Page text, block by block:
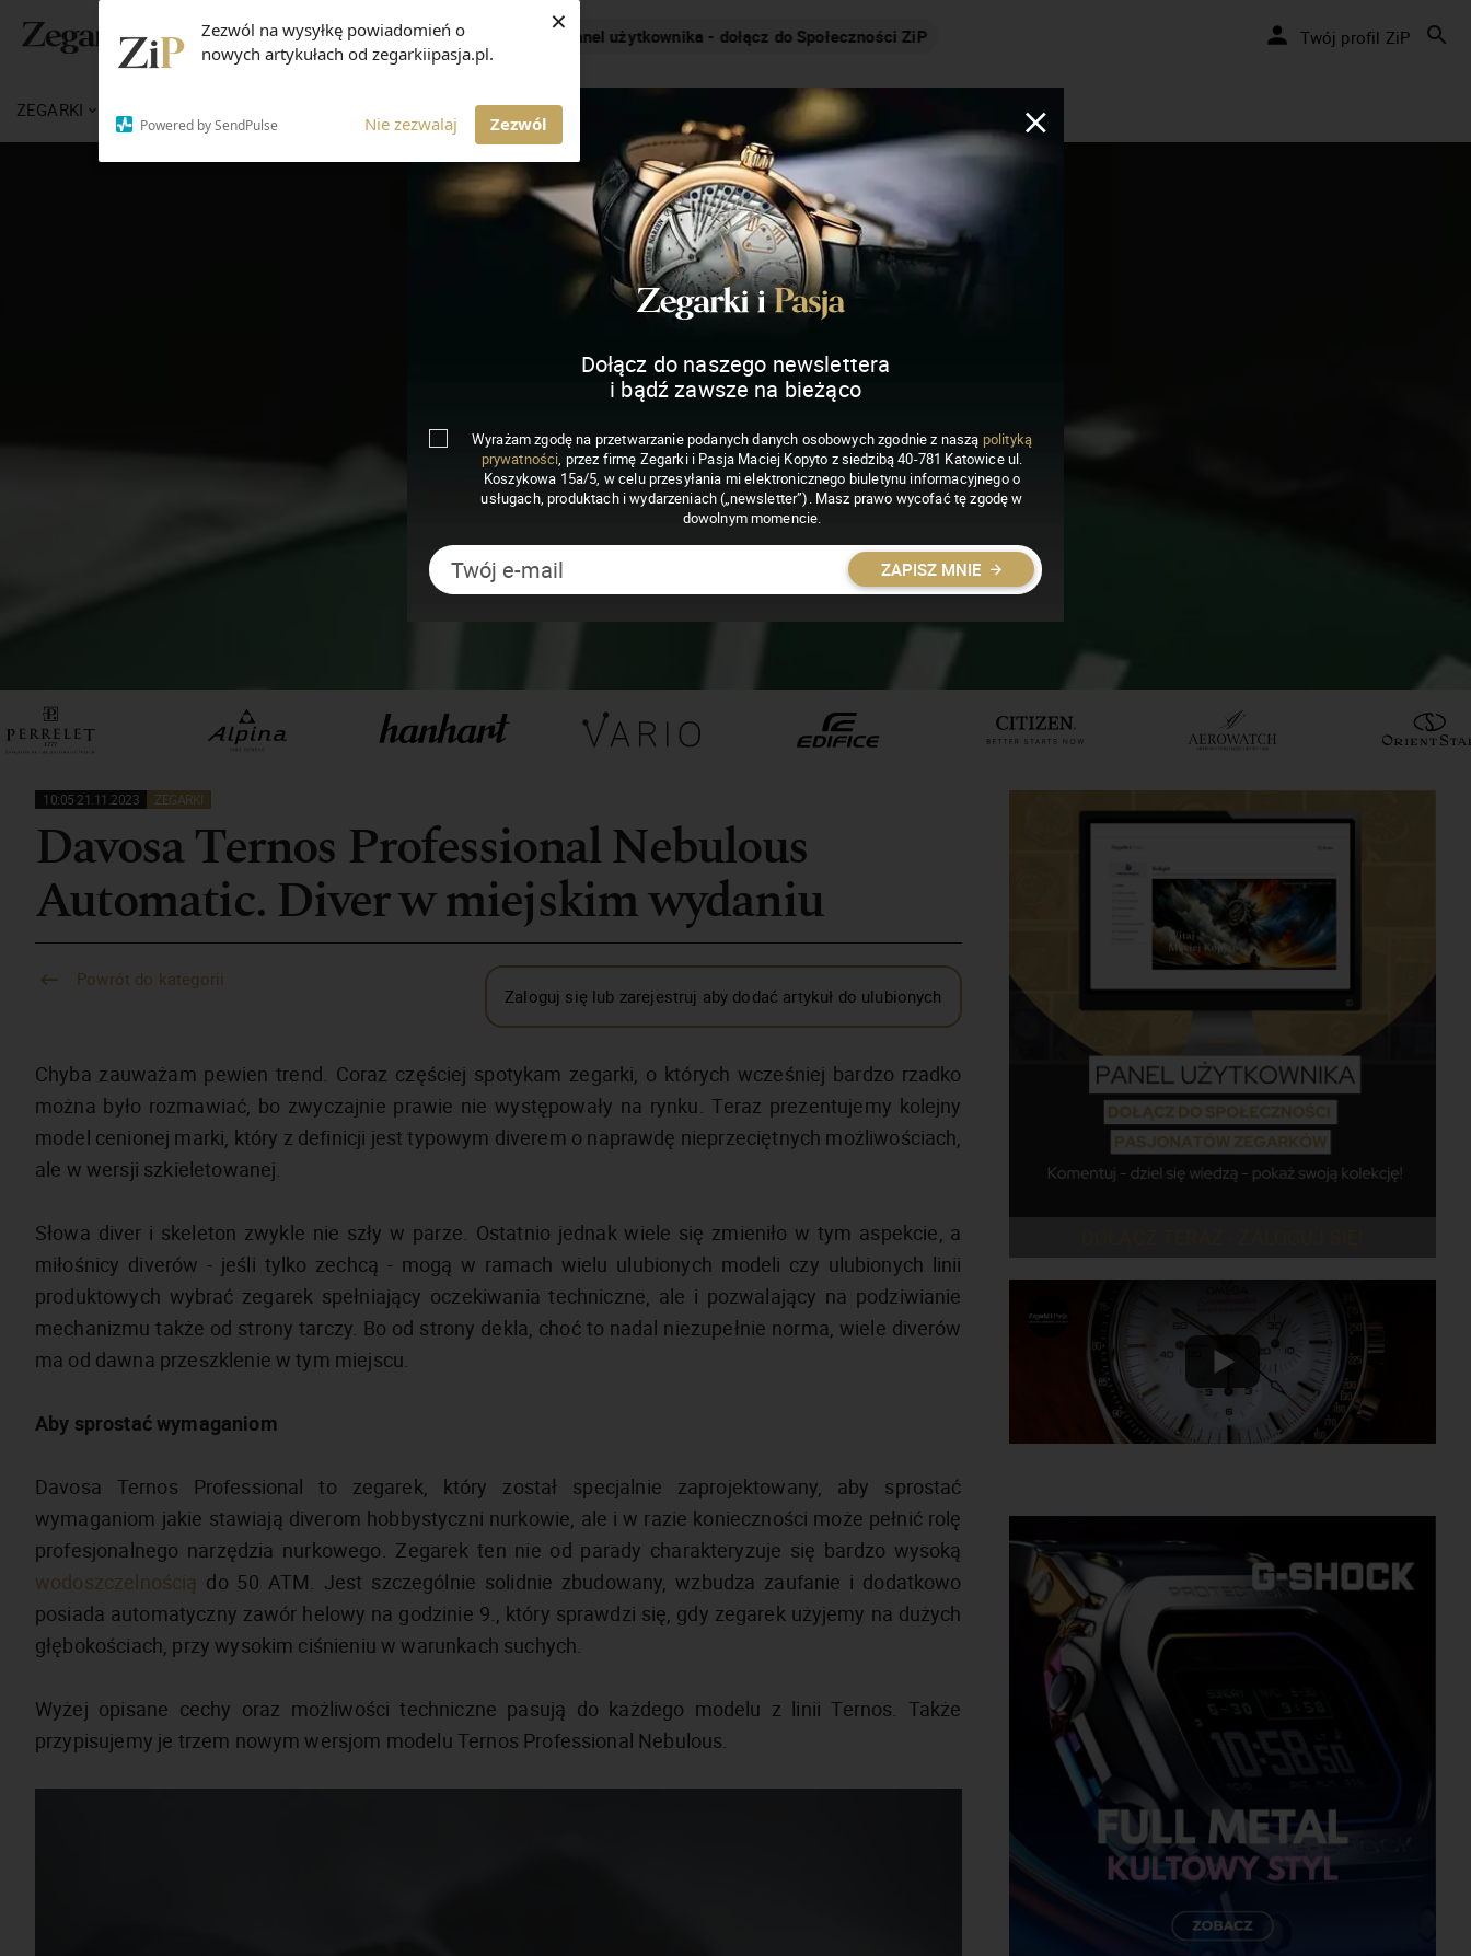
Zezwól na wysyłkę powiadomień o
nowych artykułach od zegarkiipasja.pl.
Powered by SendPulse Nie zezwalaj Zezwól
× Nakręcamy pozytywnie... cały czas! Twój profil ZiP
ZEGARKI MAGAZYN ZEGARKI I PASJA
10:05 21.11.2023 ZEGARKI
Davosa Ternos Professional Nebulous
Automatic. Diver w miejskim wydaniu
Powrót do kategorii
Zaloguj się lub zarejestruj aby dodać artykuł do ulubionych
Chyba zauważam pewien trend. Coraz częściej spotykam zegarki, o których wcześniej bardzo rzadko
można było rozmawiać, bo zwyczajnie prawie nie występowały na rynku. Teraz prezentujemy kolejny
model cenionej marki, który z definicji jest typowym diverem o naprawdę nieprzeciętnych możliwościach,
ale w wersji szkieletowanej.
Słowa diver i skeleton zwykle nie szły w parze. Ostatnio jednak wiele się zmieniło w tym aspekcie, a
miłośnicy diverów - jeśli tylko zechcą - mogą w ramach wielu ulubionych modeli czy ulubionych linii
produktowych wybrać zegarek spełniający oczekiwania techniczne, ale i pozwalający na podziwianie
mechanizmu także od strony tarczy. Bo od strony dekla, choć to nadal niezupełnie norma, wiele diverów
ma od dawna przeszklenie w tym miejscu.
Aby sprostać wymaganiom
Davosa Ternos Professional to zegarek, który został specjalnie zaprojektowany, aby sprostać
wymaganiom jakie stawiają diverom hobbystyczni nurkowie, ale i w razie konieczności może pełnić rolę
profesjonalnego narzędzia nurkowego. Zegarek ten nie od parady charakteryzuje się bardzo wysoką
wodoszczelnością do 50 ATM. Jest szczególnie solidnie zbudowany, wzbudza zaufanie i dodatkowo
posiada automatyczny zawór helowy na godzinie 9., który sprawdzi się, gdy zegarek użyjemy na dużych
głębokościach, przy wysokim ciśnieniu w warunkach suchych.
Wyżej opisane cechy oraz możliwości techniczne pasują do każdego modelu z linii Ternos. Także
przypisujemy je trzem nowym wersjom modelu Ternos Professional Nebulous.
Dołącz do naszego newslettera
i bądź zawsze na bieżąco
Wyrażam zgodę na przetwarzanie podanych danych osobowych zgodnie z naszą polityką
prywatności, przez firmę Zegarki i Pasja Maciej Kopyto z siedzibą 40-781 Katowice ul.
Koszykowa 15a/5, w celu przesyłania mi elektronicznego biuletynu informacyjnego o
usługach, produktach i wydarzeniach („newsletter”). Masz prawo wycofać tę zgodę w
dowolnym momencie.
ZAPISZ MNIE